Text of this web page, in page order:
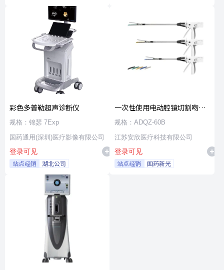
彩色多普勒超声诊断仪
规格：锦瑟 7Exp
国药通用(深圳)医疗影像有限公司
登录可见
站点经销 湖北公司
一次性使用电动腔镜切割吻合
器及组件
规格：ADQZ-60B
江苏安欣医疗科技有限公司
登录可见
站点经销 国药新光